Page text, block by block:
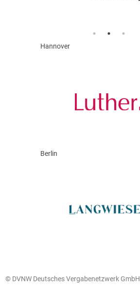
Hannover
Berlin
© DVNW Deutsches Vergabenetzwerk GmbH